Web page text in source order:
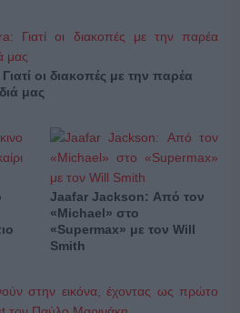
οι διακοπές με την παρέα
μας
Jaafar Jackson: Από τον
«Michael» στο
«Supermax» με τον Will
Smith